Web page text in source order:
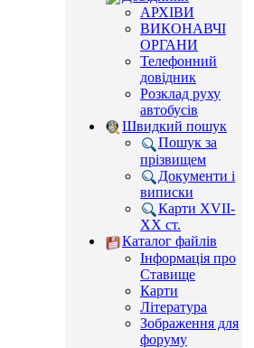
АРХІВИ
ВИКОНАВЧІ
ОРГАНИ
Телефонний
довідник
Розклад руху
автобусів
Швидкий пошук
Пошук за
прізвищем
Документи і
виписки
Карти XVII-
XX ст.
Каталог файлів
Інформація про
Ставище
Карти
Література
Зображення для
форуму